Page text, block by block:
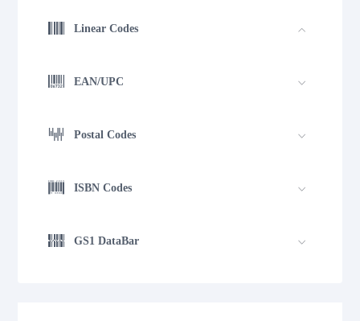
Linear Codes
EAN/UPC
Postal Codes
ISBN Codes
GS1 DataBar